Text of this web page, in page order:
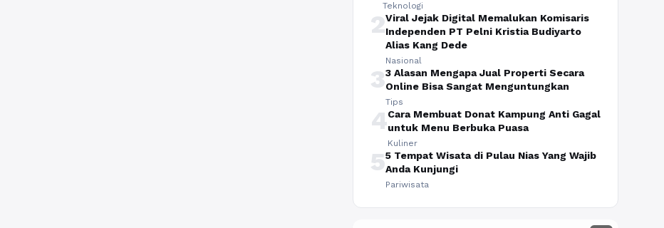
Teknologi
2Viral Jejak Digital Memalukan Komisaris
Independen PT Pelni Kristia Budiyarto
Alias Kang Dede
Nasional
33 Alasan Mengapa Jual Properti Secara
Online Bisa Sangat Menguntungkan
Tips
4Cara Membuat Donat Kampung Anti Gagal
untuk Menu Berbuka Puasa
Kuliner
55 Tempat Wisata di Pulau Nias Yang Wajib
Anda Kunjungi
Pariwisata